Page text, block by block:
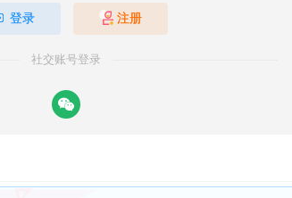
登录 注册
社交账号登录